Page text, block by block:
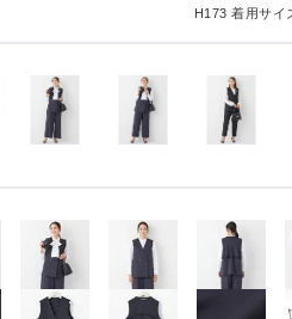
H173 着用サイ